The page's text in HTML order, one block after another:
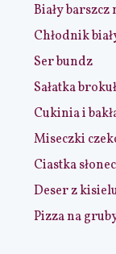
Biały barszcz
Chłodnik
Ser bundz
Sałatka
Cukinia i
Miseczki
Ciastka
Deser z
Pizza na